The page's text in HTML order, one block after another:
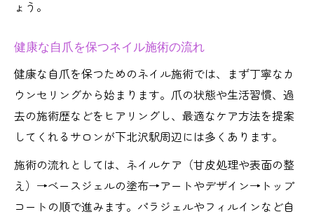
ょう。
健康な自爪を保つネイル施術の流れ
健康な自爪を保つためのネイル施術では、まず丁寧なカ
ウンセリングから始まります。爪の状態や生活習慣、過
去の施術歴などをヒアリングし、最適なケア方法を提案
してくれるサロンが下北沢駅周辺には多くあります。
施術の流れとしては、ネイルケア（甘皮処理や表面の整
え）→ベースジェルの塗布→アートやデザイン→トップ
コートの順で進みます。パラジェルやフィルインなど自